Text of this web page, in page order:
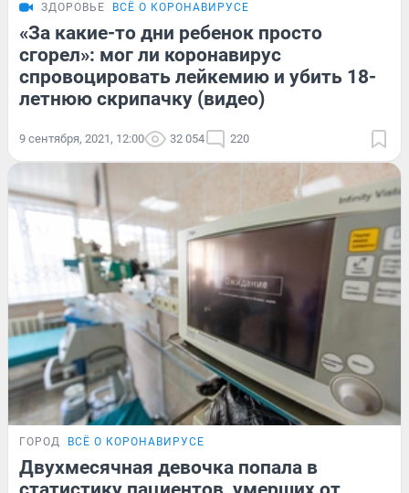
ЗДОРОВЬЕ ВСЁ О КОРОНАВИРУСЕ
«За какие-то дни ребенок просто
сгорел»: мог ли коронавирус
спровоцировать лейкемию и убить 18-
летнюю скрипачку (видео)
9 сентября, 2021, 12:00 32 054 220
ГОРОД ВСЁ О КОРОНАВИРУСЕ
Двухмесячная девочка попала в